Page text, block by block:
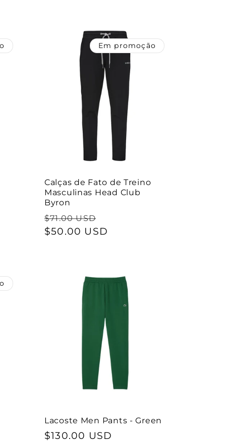
Em promoção
Calças de Fato de Treino
Masculinas Head Club
Byron
Preço
normal
$71.00 USD
de
$50.00 USD
Lacoste Men Pants - Green
Preço
$130.00 USD